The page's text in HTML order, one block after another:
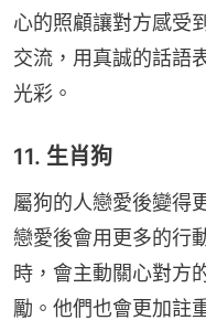
心的照顧讓對方感受
交流，用真誠的話語
光彩。
11. 生肖狗
屬狗的人戀愛後變得
戀愛後會用更多的行
時，會主動關心對方
勵。他們也會更加註